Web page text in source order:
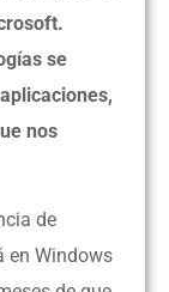
se
nos
de
en Windows